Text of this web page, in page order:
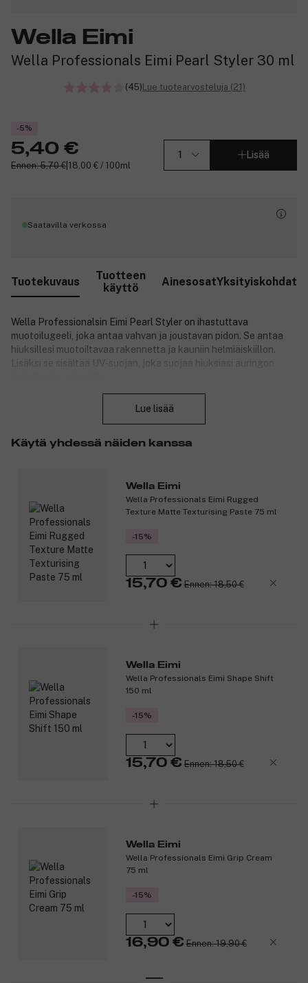
Wella Eimi
Wella Professionals Eimi Pearl Styler 30 ml
(45) Lue tuotearvosteluja (21)
-5%
5,40 €
Ennen: 5,70 € 18,00 € / 100ml
Lisää
Saatavilla verkossa
Tuotekuvaus
Tuotteen
käyttö
AinesosatYksityiskohdat
Wella Professionalsin Eimi Pearl Styler on ihastuttava
muotoilugeeli, joka antaa vahvan ja joustavan pidon. Se antaa
hiuksillesi muotoiltavaa rakennetta ja kauniin helmiäiskiillon.
Lisäksi se sisältää UV-suojan, joka suojaa hiuksiasi auringon
Lue lisää
Käytä yhdessä näiden kanssa
Wella Eimi
Wella Professionals Eimi Rugged
Texture Matte Texturising Paste 75 ml
-15%
15,70 € Ennen: 18,50 €
Wella Eimi
Wella Professionals Eimi Shape Shift
150 ml
-15%
15,70 € Ennen: 18,50 €
Wella Eimi
Wella Professionals Eimi Grip Cream
75 ml
-15%
16,90 € Ennen: 19,90 €